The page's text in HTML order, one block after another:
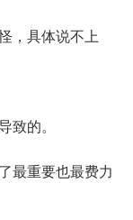
，具体说不上
的。
最重要也最费力